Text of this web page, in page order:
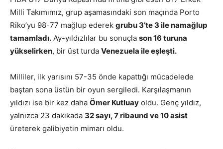
Milli Takımımız, grup aşamasındaki son maçında Porto
Riko’yu 98-77 mağlup ederek grubu 3’te 3 ile namağlup
tamamladı. Ay-yıldızlılar bu sonuçla son 16 turuna
yükselirken, bir üst turda Venezuela ile eşleşti.
Milliler, ilk yarısını 57-35 önde kapattığı mücadelede
baştan sona üstün bir oyun sergiledi. Karşılaşmanın
yıldızı ise bir kez daha Ömer Kutluay oldu. Genç yıldız,
yalnızca 23 dakikada 32 sayı, 7 ribaund ve 10 asist
üreterek galibiyetin mimarı oldu.